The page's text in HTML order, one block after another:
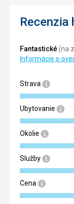
Recenzia
Fantastické(na
Informácie o
Strava
Ubytovanie
Okolie
Služby
Cena